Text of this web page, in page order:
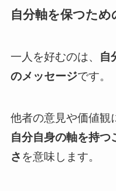
自分軸を保つた
一人を好むのは、 自
のメッセージです。
他者の意見や価値観
自分自身の軸を持つ
さ を意味します。